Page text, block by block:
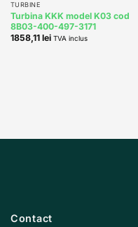
TURBINE
Turbina KKK model K03 cod
8B03-400-497-3171
1858,11 lei TVA inclus
Contact